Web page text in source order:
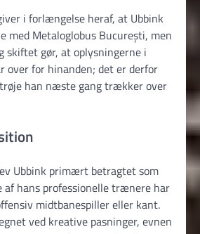
i forlængelse heraf, at Ubbink
med Metaloglobus București, men
skiftet gør, at oplysningerne i
over for hinanden; det er derfor
han næste gang trækker over
Ubbink primært betragtet som
af hans professionelle trænere har
midtbanespiller eller kant.
ved kreative pasninger, evnen